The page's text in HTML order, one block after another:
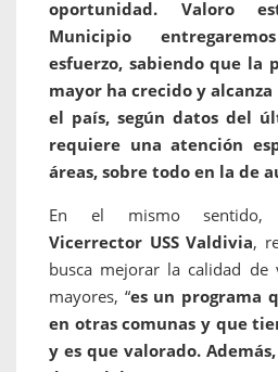
oportunidad. Valoro
Municipio
esfuerzo, sabiendo que la
mayor ha crecido y alcanza
el país, según datos del
requiere una atención
áreas, sobre todo en la de
En el mismo
Vicerrector USS Valdivia,
busca mejorar la calidad de
mayores, “es un programa
en otras comunas y que
y es que valorado.